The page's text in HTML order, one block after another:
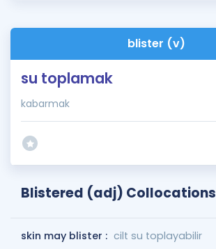
İngilizce Gramer
blister (v)
su toplamak
kabarmak
Blistered (adj) Collocations
skin may blister : cilt su toplayabilir